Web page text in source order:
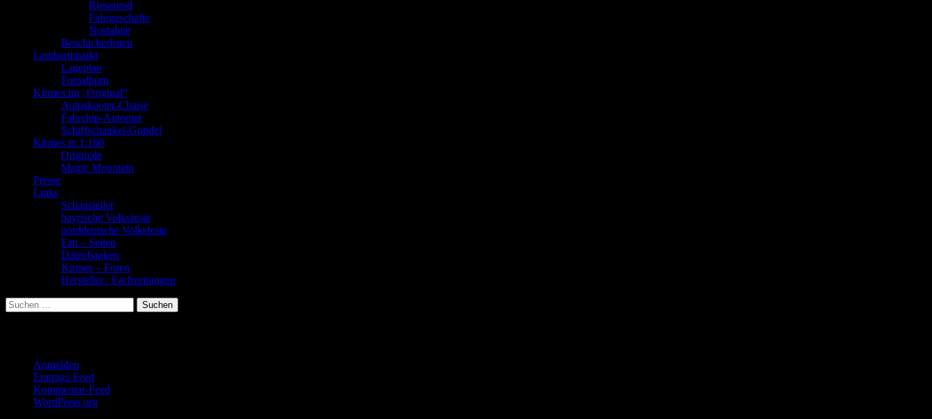
Riesenrad
Fahrgeschäfte
Nostalgie
Beschickerlisten
Lambertimarkt
Lageplan
Fotoalbum
Kirmes im „Original“
Autoskooter-Chaise
Fahrchip-Automat
Schiffschaukel-Gondel
Kirmes in 1:160
Originale
Magic Mountain
Presse
Links
Schausteller
bayrische Volksfeste
norddeutsche Volksfeste
Fan – Seiten
Datenbanken
Kirmes – Foren
Hersteller / Fachzeitungen
Suchen
nach:
Anmelden
Eintrags-Feed
Kommentar-Feed
WordPress.org